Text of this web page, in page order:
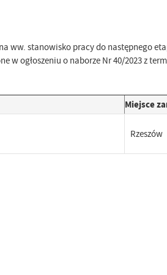
ww. stanowisko pracy do następnego
w ogłoszeniu o naborze Nr 40/2023 z
Miejsce
Rzeszów